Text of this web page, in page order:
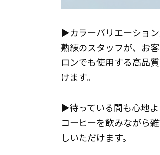
▶カラーバリエーショ
熟練のスタッフが、お
ロンでも使用する高品
けます。
▶待っている間も心地よ
コーヒーを飲みながら
しいただけます。